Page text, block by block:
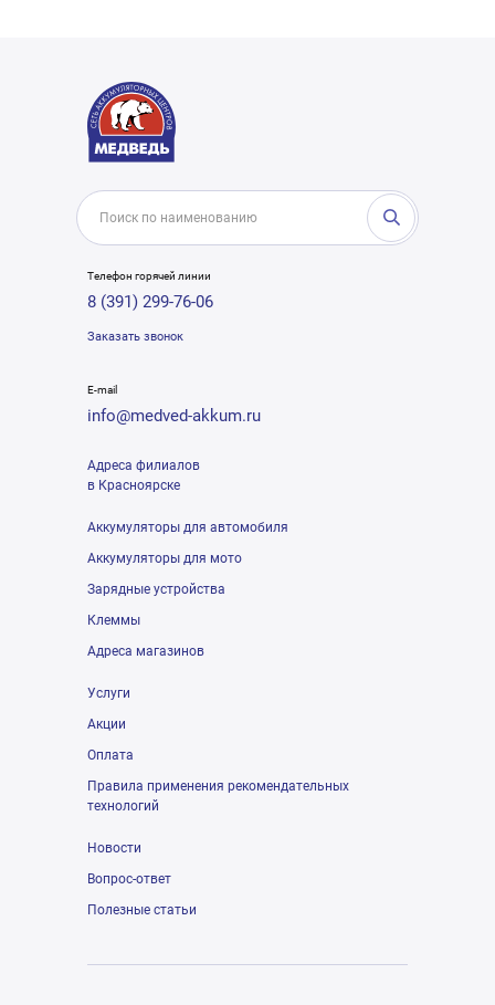
Телефон горячей линии
8 (391) 299-76-06
Заказать звонок
E-mail
info@medved-akkum.ru
Адреса филиалов
в Красноярске
Аккумуляторы для автомобиля
Аккумуляторы для мото
Зарядные устройства
Клеммы
Адреса магазинов
Услуги
Акции
Оплата
Правила применения рекомендательных
технологий
Новости
Вопрос-ответ
Полезные статьи